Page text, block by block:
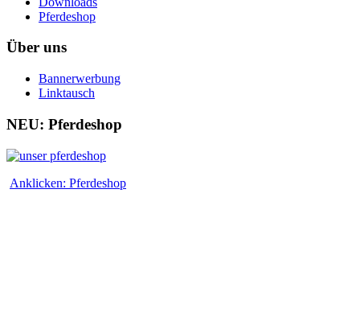
Pferdeshop
Über uns
Bannerwerbung
Linktausch
NEU: Pferdeshop
Anklicken: Pferdeshop